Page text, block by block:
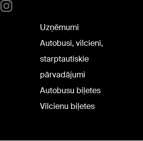
Uzņēmumi
Autobusi, vilcieni,
starptautiskie
pārvadājumi
Autobusu biļetes
Vilcienu biļetes